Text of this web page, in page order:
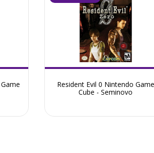
Resident Evil 0 Nintendo Game
Cube - Seminovo